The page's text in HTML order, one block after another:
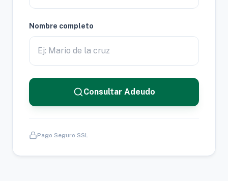
Nombre completo
Consultar Adeudo
Pago Seguro SSL